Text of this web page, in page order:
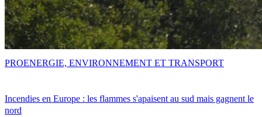
Incendies en Europe : les flammes s'apaisent au sud mais gagnent le
nord
PROENERGIE, ENVIRONNEMENT ET TRANSPORT